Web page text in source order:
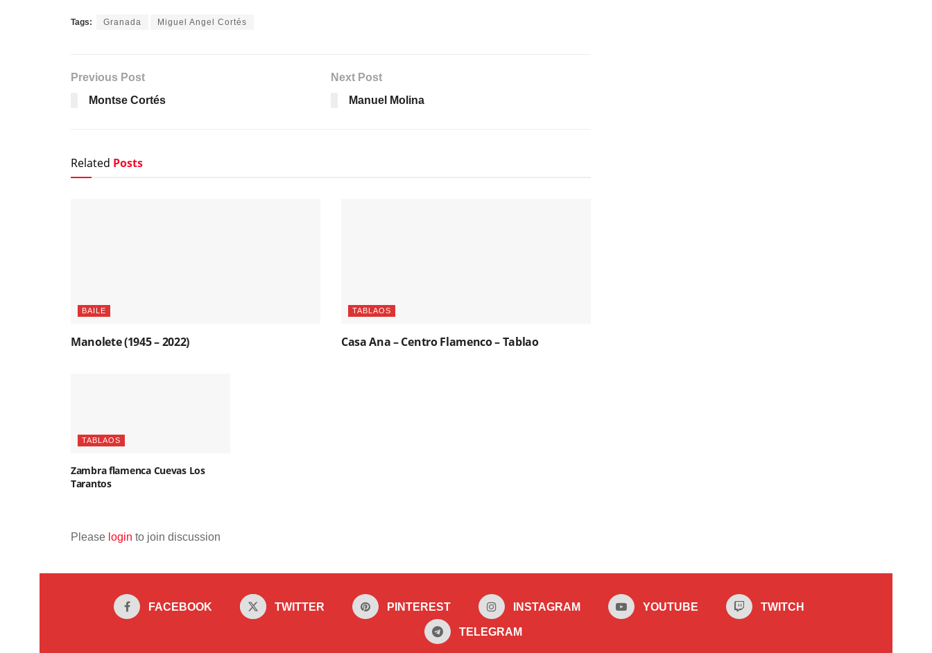
Tags: Granada Miguel Angel Cortés
Previous Post
Montse Cortés
Next Post
Manuel Molina
Related Posts
BAILE
Manolete (1945 – 2022)
TABLAOS
Casa Ana – Centro Flamenco – Tablao
TABLAOS
Zambra flamenca Cuevas Los
Tarantos
Please login to join discussion
FACEBOOK TWITTER PINTEREST INSTAGRAM YOUTUBE TWITCH
TELEGRAM